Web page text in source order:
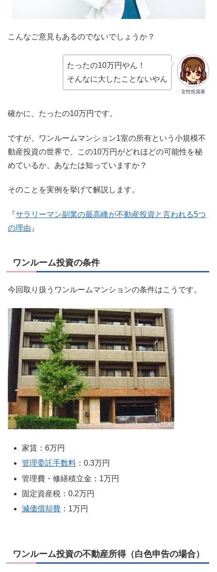
こんなご意見もあるのでないでしょうか？
女性投資家
たったの10万円やん！
そんなに大したことないやん
確かに、たったの10万円です。
ですが、ワンルームマンション1室の所有という小規模不
動産投資の世界で、この10万円がどれほどの可能性を秘
めているか、あなたは知っていますか？
そのことを実例を挙げて解説します。
『サラリーマン副業の最高峰が不動産投資と言われる5つ
の理由 』
ワンルーム投資の条件
今回取り扱うワンルームマンションの条件はこうです。
家賃：6万円
管理委託手数料 ：0.3万円
管理費・修繕積立金：1万円
固定資産税：0.2万円
減価償却費 ：1万円
ワンルーム投資の不動産所得（白色申告の場合）